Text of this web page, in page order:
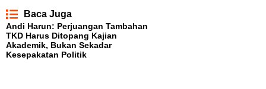
Baca Juga
Andi Harun: Perjuangan Tambahan
TKD Harus Ditopang Kajian
Akademik, Bukan Sekadar
Kesepakatan Politik